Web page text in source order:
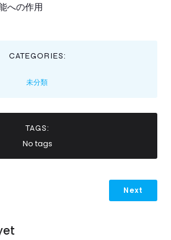
への作用
CATEGORIES:
未分類
TAGS:
No tags
Next